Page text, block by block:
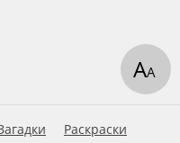
Раскраски
АА